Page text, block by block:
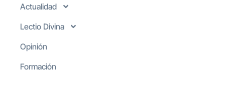
Actualidad
Lectio Divina
Opinión
Formación